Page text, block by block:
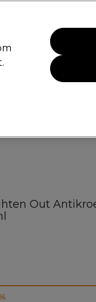
producten
Out